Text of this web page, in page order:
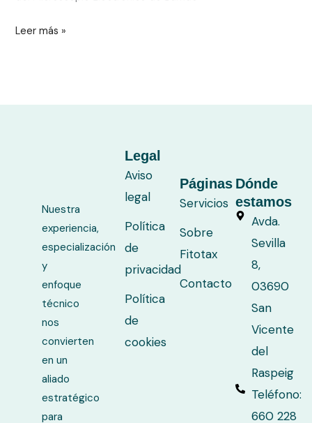
Servicios
la
Leer más »
Nuestra
experiencia,
especialización
y
enfoque
técnico
nos
convierten
en un
aliado
estratégico
para
Legal
Aviso
legal
Política
de
privacidad
Política
de
cookies
Páginas
Servicios
Sobre
Fitotax
Contacto
Dónde
estamos
Avda.
Sevilla
8,
03690
San
Vicente
del
Raspeig
Teléfono:
660 228